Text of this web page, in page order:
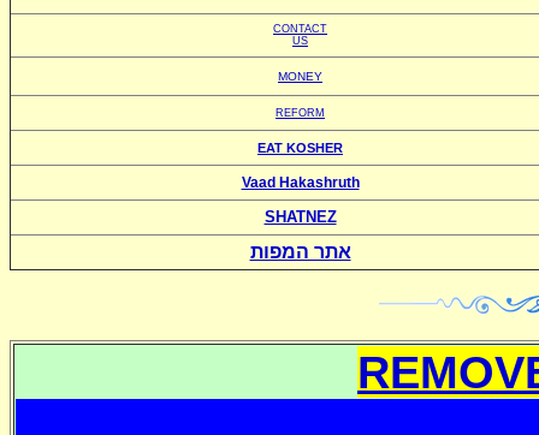
CONTACT
US
MONEY
REFORM
EAT KOSHER
Vaad Hakashruth
SHATNEZ
אתר המפות